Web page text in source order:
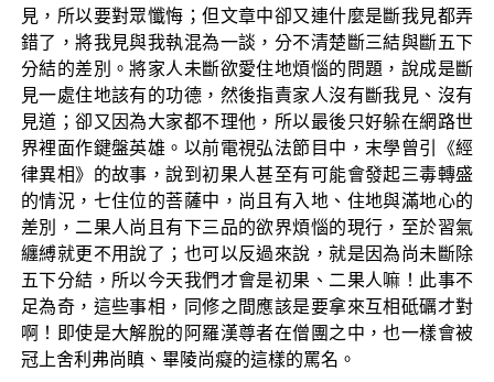
見，所以要對眾懺悔；但文章中卻又連什麼是斷我見都弄
錯了，將我見與我執混為一談，分不清楚斷三結與斷五下
分結的差別。將家人未斷欲愛住地煩惱的問題，說成是斷
見一處住地該有的功德，然後指責家人沒有斷我見、沒有
見道；卻又因為大家都不理他，所以最後只好躲在網路世
界裡面作鍵盤英雄。以前電視弘法節目中，末學曾引《經
律異相》的故事，說到初果人甚至有可能會發起三毒轉盛
的情況，七住位的菩薩中，尚且有入地、住地與滿地心的
差別，二果人尚且有下三品的欲界煩惱的現行，至於習氣
纏縛就更不用說了；也可以反過來說，就是因為尚未斷除
五下分結，所以今天我們才會是初果、二果人嘛！此事不
足為奇，這些事相，同修之間應該是要拿來互相砥礪才對
啊！即使是大解脫的阿羅漢尊者在僧團之中，也一樣會被
冠上舍利弗尚瞋、畢陵尚癡的這樣的罵名。